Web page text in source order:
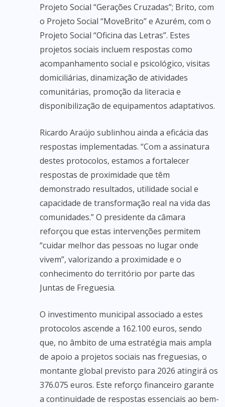
Projeto Social “Gerações Cruzadas”; Brito, com
o Projeto Social “MoveBrito” e Azurém, com o
Projeto Social “Oficina das Letras”. Estes
projetos sociais incluem respostas como
acompanhamento social e psicológico, visitas
domiciliárias, dinamização de atividades
comunitárias, promoção da literacia e
disponibilização de equipamentos adaptativos.
Ricardo Araújo sublinhou ainda a eficácia das
respostas implementadas. “Com a assinatura
destes protocolos, estamos a fortalecer
respostas de proximidade que têm
demonstrado resultados, utilidade social e
capacidade de transformação real na vida das
comunidades.” O presidente da câmara
reforçou que estas intervenções permitem
“cuidar melhor das pessoas no lugar onde
vivem”, valorizando a proximidade e o
conhecimento do território por parte das
Juntas de Freguesia.
O investimento municipal associado a estes
protocolos ascende a 162.100 euros, sendo
que, no âmbito de uma estratégia mais ampla
de apoio a projetos sociais nas freguesias, o
montante global previsto para 2026 atingirá os
376.075 euros. Este reforço financeiro garante
a continuidade de respostas essenciais ao bem-